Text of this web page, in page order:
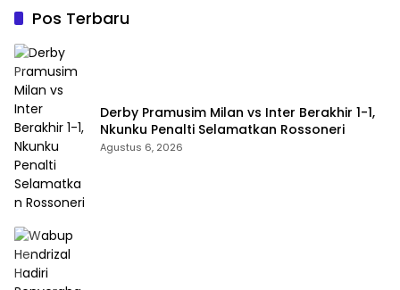
Pos Terbaru
Derby Pramusim Milan vs Inter Berakhir 1-1,
Nkunku Penalti Selamatkan Rossoneri
Agustus 6, 2026